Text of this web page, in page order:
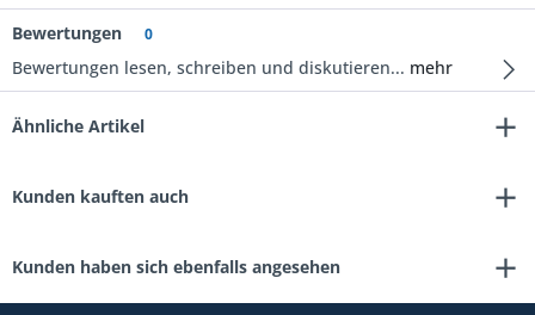
Bewertungen 0
Bewertungen lesen, schreiben und diskutieren... mehr
Ähnliche Artikel
Kunden kauften auch
Kunden haben sich ebenfalls angesehen